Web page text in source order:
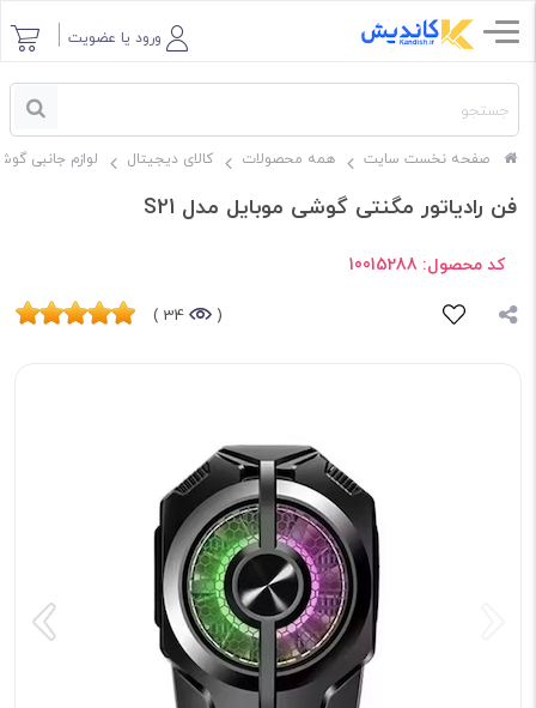
ورود یا عضویت
صفحه نخست سایت همه محصولات کالای دیجیتال لوازم جانبی
فن رادیاتور مگنتی گوشی موبایل مدل S21
کد محصول: 10015288
(
34 )